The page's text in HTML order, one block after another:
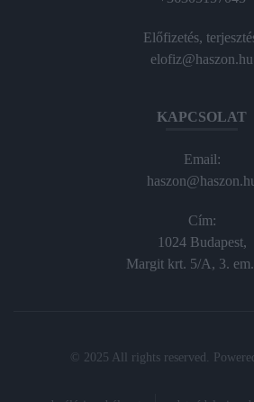
Előfizetés,
elofiz@haszon.hu
KAPCSOLAT
Email:
Cím:
1024 Budapest,
Margit krt. 5/A, 3.
© 2025 All rights reserved.